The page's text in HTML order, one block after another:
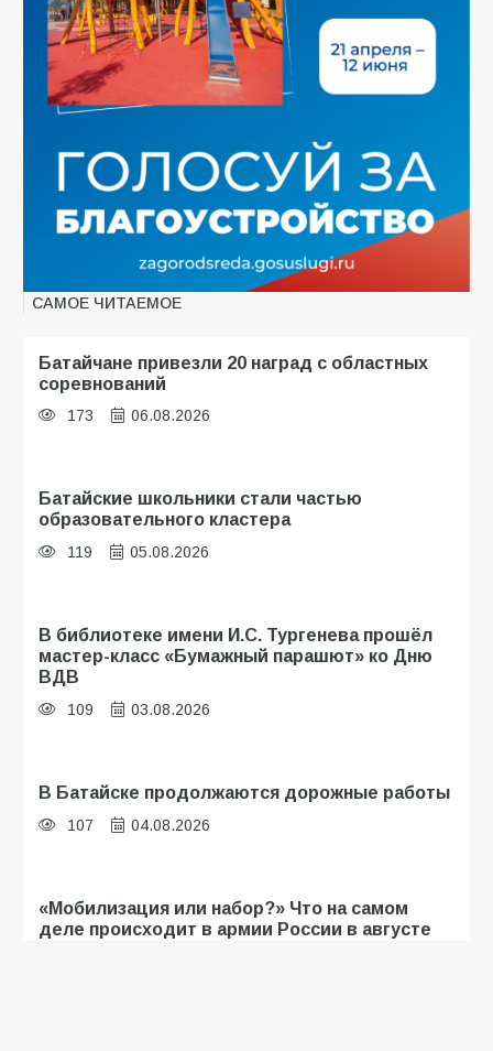
САМОЕ ЧИТАЕМОЕ
Батайчане привезли 20 наград с областных
соревнований
173 06.08.2026
Батайские школьники стали частью
образовательного кластера
119 05.08.2026
В библиотеке имени И.С. Тургенева прошёл
мастер-класс «Бумажный парашют» ко Дню
ВДВ
109 03.08.2026
В Батайске продолжаются дорожные работы
107 04.08.2026
«Мобилизация или набор?» Что на самом
деле происходит в армии России в августе